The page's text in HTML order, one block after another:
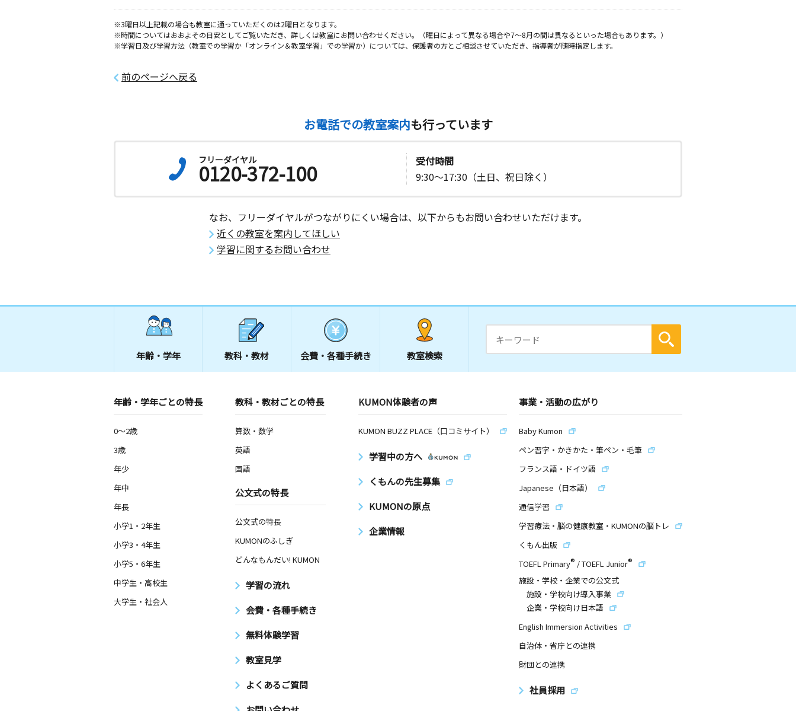
※3曜日以上記載の場合も教室に通っていただくのは2曜日となります。
※時間についてはおおよその目安としてご覧いただき、詳しくは教室にお問い合わせください。（曜日によって異なる場合や7～8月の間は異なるといった場合もあります。）
※学習日及び学習方法（教室での学習か「オンライン＆教室学習」での学習か）については、保護者の方とご相談させていただき、指導者が随時指定します。
前のページへ戻る
お電話での教室案内も行っています
フリーダイヤル
0120-372-100
受付時間
9:30～17:30（土日、祝日除く）
なお、フリーダイヤルがつながりにくい場合は、以下からもお問い合わせいただけます。
近くの教室を案内してほしい
学習に関するお問い合わせ
年齢・学年 教科・教材 会費・ 各種手続き 教室検索
年齢・学年ごとの特長
0～2歳
3歳
年少
年中
年長
小学1・2年生
小学3・4年生
小学5・6年生
中学生・高校生
大学生・社会人
教科・教材ごとの特長
算数・数学
英語
国語
公文式の特長
公文式の特長
KUMONのふしぎ
どんなもんだい! KUMON
学習の流れ
会費・各種手続き
無料体験学習
教室見学
よくあるご質問
KUMON体験者の声
KUMON BUZZ PLACE（口コミサイト）
学習中の方へ
くもんの先生募集
KUMONの原点
企業情報
事業・活動の広がり
Baby Kumon
ペン習字・かきかた・筆ペン・毛筆
フランス語・ドイツ語
Japanese（日本語）
通信学習
学習療法・脳の健康教室・KUMONの脳トレ
くもん出版
TOEFL Primary® /TOEFL Junior®
施設・学校・企業での公文式
施設・学校向け導入事業
企業・学校向け日本語
English Immersion Activities
自治体・省庁との連携
財団との連携
社員採用